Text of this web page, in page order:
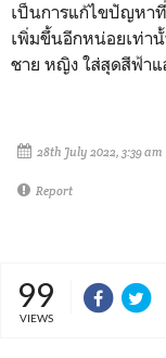
เป็นการแก้ไขปัญหา
เพิ่มขึ้นอีกหน่อยเท่า
ชาย หญิง ใส่สุดสีฟ้า
28th July 2022, 3:39 am
Report
99
VIEWS